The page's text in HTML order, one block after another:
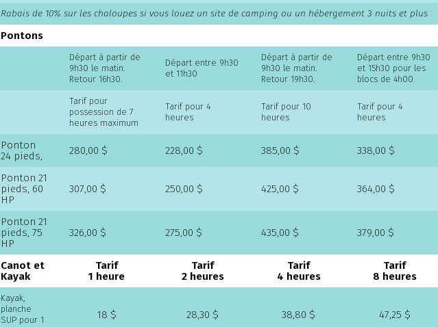
Rabais de 10% sur les chaloupes si vous louez un site de camping ou un hébergement 3 nuits et plus
Pontons
Départ à partir de
9h30 le matin.
Retour 16h30.
Départ entre 9h30
et 11h30
Départ à partir de
9h30 le matin.
Retour 19h30.
Départ entre 9h30
et 15h30 pour les
blocs de 4h00
Tarif pour
possession de 7
heures maximum
Tarif pour 4
heures
Tarif pour 10
heures
Tarif pour 4
heures
Ponton
24 pieds,
280,00 $ 228,00 $ 385,00 $ 338,00 $
Ponton 21
pieds, 60
HP
307,00 $ 250,00 $ 425,00 $ 364,00 $
Ponton 21
pieds, 75
HP
326,00 $ 275,00 $ 435,00 $ 379,00 $
Canot et
Kayak
Tarif
1 heure
Tarif
2 heures
Tarif
4 heures
Tarif
8 heures
Kayak,
planche
SUP pour 1
18 $ 28,30 $ 38,80 $ 47,25 $